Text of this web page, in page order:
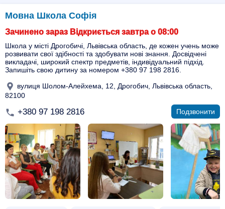
Мовна Школа Софія
Зачинено зараз Відкриється завтра о 08:00
Школа у місті Дрогобичі, Львівська область, де кожен учень може
розвивати свої здібності та здобувати нові знання. Досвідчені
викладачі, широкий спектр предметів, індивідуальний підхід.
Запишіть свою дитину за номером +380 97 198 2816.
вулиця Шолом-Алейхема, 12, Дрогобич, Львівська область,
82100
+380 97 198 2816 Подзвонити